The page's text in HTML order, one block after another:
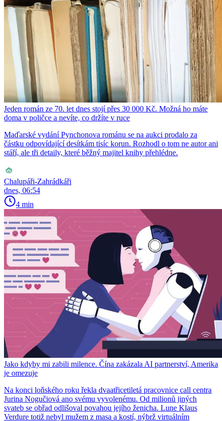
Jeden román ze 70. let dnes stojí přes 30 000 Kč. Možná ho máte
doma v poličce a nevíte, co držíte v ruce
Maďarské vydání Pynchonova románu se na aukci prodalo za
částku odpovídající desítkám tisíc korun. Rozhodl o tom ne autor ani
stáří, ale tři detaily, které běžný majitel knihy přehlédne.
Chalupáři-Zahrádkáři
dnes, 06:54
4 min
Jako kdyby mi zabili milence. Čína zakázala AI partnerství, Amerika
je omezuje
Na konci loňského roku řekla dvaatřicetiletá pracovnice call centra
Jurina Nogučiová ano svému vyvolenému. Od milionů jiných
svateb se obřad odlišoval povahou jejího ženicha. Lune Klaus
Verdure totiž nebyl mužem z masa a kostí, nýbrž virtuálním